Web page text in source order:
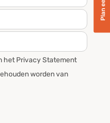
het Privacy Statement
worden van